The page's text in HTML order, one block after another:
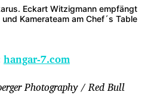
Eckart Witzigmann empfängt
Kamerateam am Chef´s Table
hangar-7.com
Photography / Red Bull